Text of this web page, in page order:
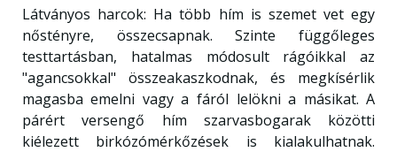
Látványos harcok: Ha több hím is szemet vet egy
nőstényre, összecsapnak. Szinte függőleges
testtartásban, hatalmas módosult rágóikkal az
"agancsokkal" összeakaszkodnak, és megkísérlik
magasba emelni vagy a fáról lelökni a másikat. A
párért versengő hím szarvasbogarak közötti
kiélezett birkózómérkőzések is kialakulhatnak.